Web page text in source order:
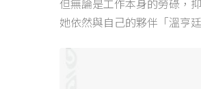
但無論是工作本身的勞碌，
她依然與自己的夥伴「溫亨